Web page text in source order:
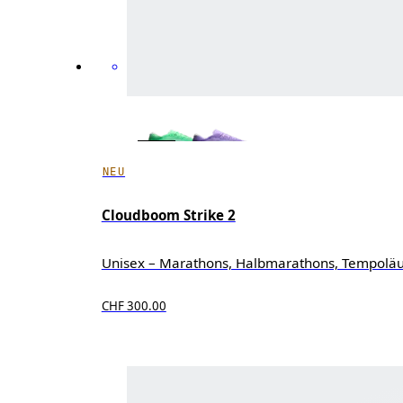
NEU
Cloudboom Strike 2
Unisex – Marathons, Halbmarathons,
CHF 300.00